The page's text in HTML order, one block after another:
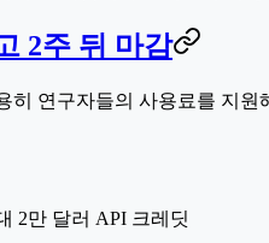
2주 뒤 마감
히 연구자들의 사용료를 지원
2만 달러 API 크레딧